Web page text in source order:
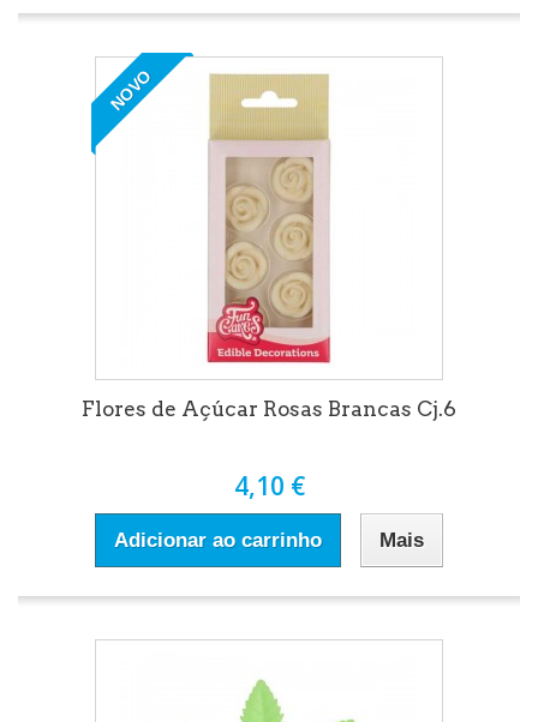
NOVO
Flores de Açúcar Rosas Brancas Cj.6
4,10 €
Adicionar ao carrinho Mais